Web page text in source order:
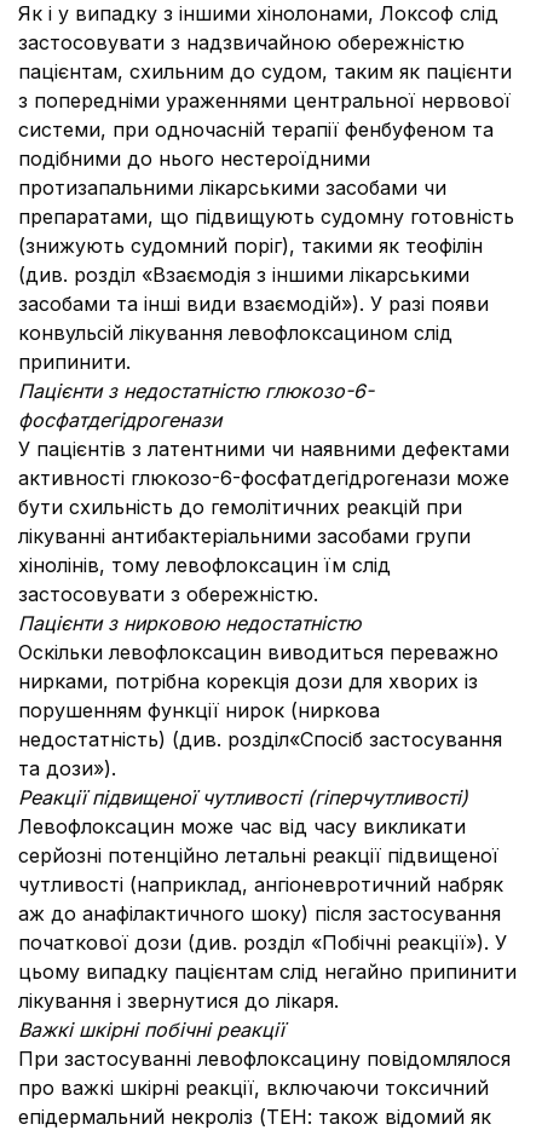
Як і у випадку з іншими хінолонами, Локсоф слід
застосовувати з надзвичайною обережністю
пацієнтам, схильним до судом, таким як пацієнти
з попередніми ураженнями центральної нервової
системи, при одночасній терапії фенбуфеном та
подібними до нього нестероїдними
протизапальними лікарськими засобами чи
препаратами, що підвищують судомну готовність
(знижують судомний поріг), такими як теофілін
(див. розділ «Взаємодія з іншими лікарськими
засобами та інші види взаємодій»). У разі появи
конвульсій лікування левофлоксацином слід
припинити.
Пацієнти з недостатністю глюкозо-6-
фосфатдегідрогенази
У пацієнтів з латентними чи наявними дефектами
активності глюкозо-6-фосфатдегідрогенази може
бути схильність до гемолітичних реакцій при
лікуванні антибактеріальними засобами групи
хінолінів, тому левофлоксацин їм слід
застосовувати з обережністю.
Пацієнти з нирковою недостатністю
Оскільки левофлоксацин виводиться переважно
нирками, потрібна корекція дози для хворих із
порушенням функції нирок (ниркова
недостатність) (див. розділ«Спосіб застосування
та дози»).
Реакції підвищеної чутливості (гіперчутливості)
Левофлоксацин може час від часу викликати
серйозні потенційно летальні реакції підвищеної
чутливості (наприклад, ангіоневротичний набряк
аж до анафілактичного шоку) після застосування
початкової дози (див. розділ «Побічні реакції»). У
цьому випадку пацієнтам слід негайно припинити
лікування і звернутися до лікаря.
Важкі шкірні побічні реакції
При застосуванні левофлоксацину повідомлялося
про важкі шкірні реакції, включаючи токсичний
епідермальний некроліз (ТЕН: також відомий як